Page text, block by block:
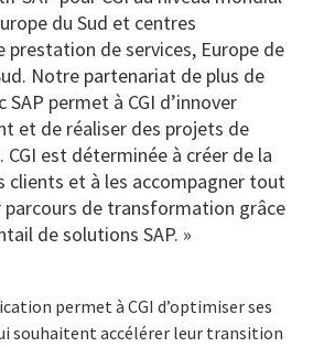
du Sud et centres
prestation de services, Europe de
Notre partenariat de plus de
SAP permet à CGI d’innover
et de réaliser des projets de
est déterminée à créer de la
clients et à les accompagner tout
parcours de transformation grâce
de solutions SAP. »
permet à CGI d’optimiser ses
souhaitent accélérer leur transition